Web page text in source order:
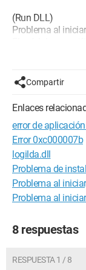
(Run DLL)
Problema al
El módulo
de nuevo?
Configuración:
Compartir
Enlaces
error de
Error 0xc000007b
logilda.dll
Problema de
Problema al
Problema al
8 respuestas
RESPUESTA 1 / 8